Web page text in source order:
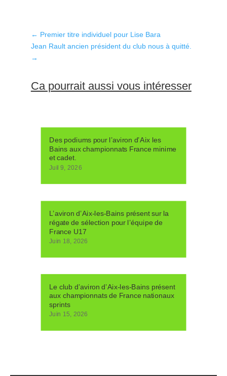
← Premier titre individuel pour Lise Bara
Jean Rault ancien président du club nous à quitté.
→
Ca pourrait aussi vous intéresser
Des podiums pour l’aviron d’Aix les
Bains aux championnats France minime
et cadet.
Juil 9, 2026
L’aviron d’Aix-les-Bains présent sur la
régate de sélection pour l’équipe de
France U17
Juin 18, 2026
Le club d’aviron d’Aix-les-Bains présent
aux championnats de France nationaux
sprints
Juin 15, 2026